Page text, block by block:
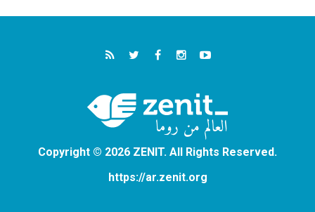
Copyright © 2026 ZENIT. All Rights Reserved.
https://ar.zenit.org